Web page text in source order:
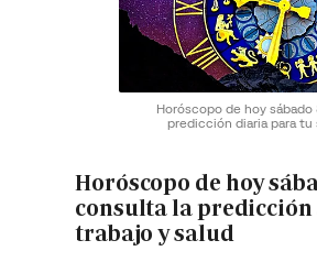
Horóscopo de hoy
predicción diaria para tu
Horóscopo de hoy
consulta la predicción
trabajo y salud